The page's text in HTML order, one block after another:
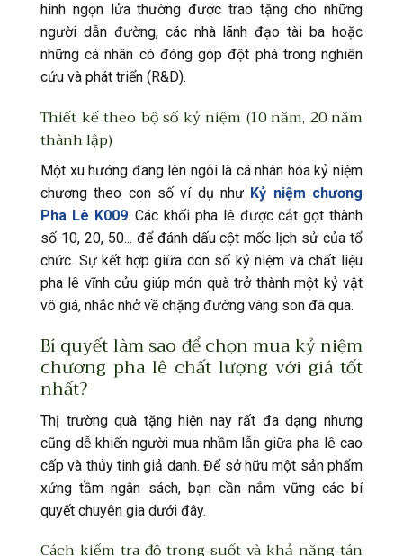
hình ngọn lửa thường được trao tặng cho những
người dẫn đường, các nhà lãnh đạo tài ba hoặc
những cá nhân có đóng góp đột phá trong nghiên
cứu và phát triển (R&D).
Thiết kế theo bộ số kỷ niệm (10 năm, 20 năm
thành lập)
Một xu hướng đang lên ngôi là cá nhân hóa kỷ niệm
chương theo con số ví dụ như Kỷ niệm chương
Pha Lê K009. Các khối pha lê được cắt gọt thành
số 10, 20, 50... để đánh dấu cột mốc lịch sử của tổ
chức. Sự kết hợp giữa con số kỷ niệm và chất liệu
pha lê vĩnh cửu giúp món quà trở thành một kỷ vật
vô giá, nhắc nhở về chặng đường vàng son đã qua.
Bí quyết làm sao để chọn mua kỷ niệm
chương pha lê chất lượng với giá tốt
nhất?
Thị trường quà tặng hiện nay rất đa dạng nhưng
cũng dễ khiến người mua nhầm lẫn giữa pha lê cao
cấp và thủy tinh giả danh. Để sở hữu một sản phẩm
xứng tầm ngân sách, bạn cần nắm vững các bí
quyết chuyên gia dưới đây.
Cách kiểm tra độ trong suốt và khả năng tán